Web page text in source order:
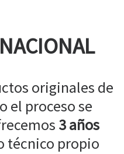
originales de
el proceso se
3 años
técnico propio